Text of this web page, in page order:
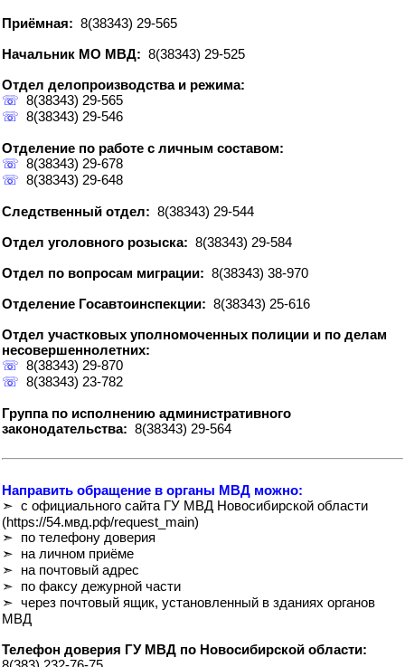
Приёмная: 8(38343) 29-565
Начальник МО МВД: 8(38343) 29-525
Отдел делопроизводства и режима:
☏ 8(38343) 29-565
☏ 8(38343) 29-546
Отделение по работе с личным составом:
☏ 8(38343) 29-678
☏ 8(38343) 29-648
Следственный отдел: 8(38343) 29-544
Отдел уголовного розыска: 8(38343) 29-584
Отдел по вопросам миграции: 8(38343) 38-970
Отделение Госавтоинспекции: 8(38343) 25-616
Отдел участковых уполномоченных полиции и по делам
несовершеннолетних:
☏ 8(38343) 29-870
☏ 8(38343) 23-782
Группа по исполнению административного
законодательства: 8(38343) 29-564
Направить обращение в органы МВД можно:
➣ с официального сайта ГУ МВД Новосибирской области
(https://54.мвд.рф/request_main)
➣ по телефону доверия
➣ на личном приёме
➣ на почтовый адрес
➣ по факсу дежурной части
➣ через почтовый ящик, установленный в зданиях органов
МВД
Телефон доверия ГУ МВД по Новосибирской области: